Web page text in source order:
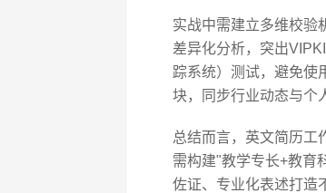
实战中需建立多维校验
差异化分析，突出
踪系统）测试，避免使
块，同步行业动态与个
总结而言，英文简历工
需构建"教学专长+教育
佐证、专业化表述打造